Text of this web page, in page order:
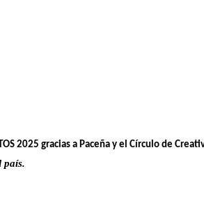
2025 gracias a Paceña y el Círculo de
país.